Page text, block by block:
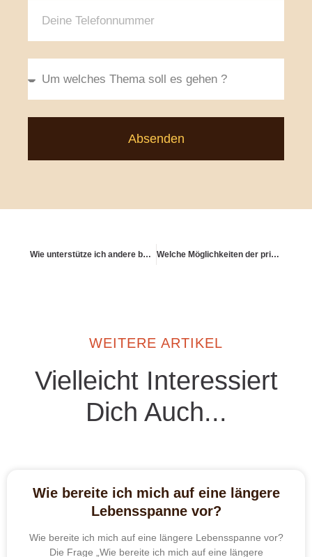
Absenden
Wie unterstütze ich andere beim Altern – emotional und praktisch? Welche Möglichkeiten der privaten Altersvorsorge gibt es?
WEITERE ARTIKEL
Vielleicht Interessiert
Dich Auch...
Wie bereite ich mich auf eine längere
Lebensspanne vor?
Wie bereite ich mich auf eine längere Lebensspanne vor?
Die Frage „Wie bereite ich mich auf eine längere